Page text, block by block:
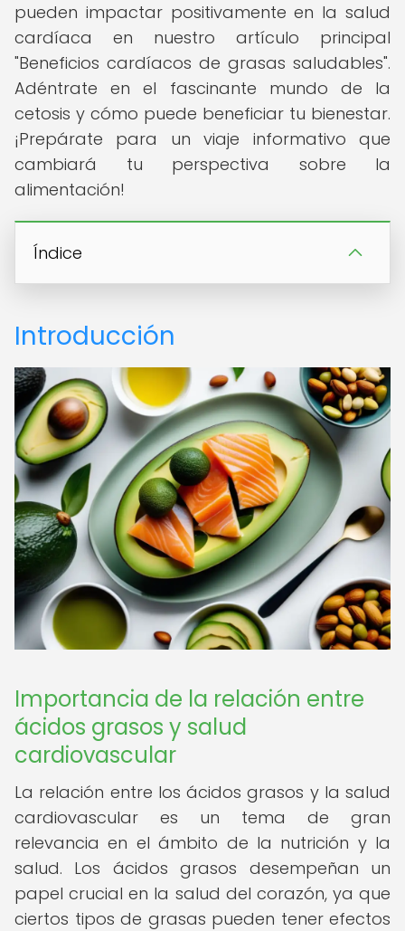
pueden impactar positivamente en la salud
cardíaca en nuestro artículo principal
"Beneficios cardíacos de grasas saludables".
Adéntrate en el fascinante mundo de la
cetosis y cómo puede beneficiar tu bienestar.
¡Prepárate para un viaje informativo que
cambiará tu perspectiva sobre la
alimentación!
Índice
Introducción
Importancia de la relación entre
ácidos grasos y salud
cardiovascular
La relación entre los ácidos grasos y la salud
cardiovascular es un tema de gran
relevancia en el ámbito de la nutrición y la
salud. Los ácidos grasos desempeñan un
papel crucial en la salud del corazón, ya que
ciertos tipos de grasas pueden tener efectos